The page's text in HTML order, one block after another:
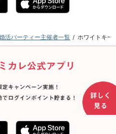
活パーティー主催者一覧 ホワイトキー